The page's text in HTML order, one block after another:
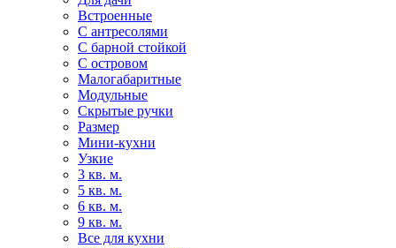
Встроенные
С антресолями
С барной стойкой
С островом
Малогабаритные
Модульные
Скрытые ручки
Размер
Мини-кухни
Узкие
3 кв. м.
5 кв. м.
6 кв. м.
9 кв. м.
Все для кухни